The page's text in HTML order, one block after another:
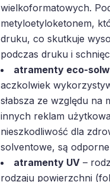
wielkoformatowych.
metyloetyloketonem,
druku, co skutkuje
podczas druku i
atramenty eco-
aczkolwiek
słabsza ze względu
innych reklam
nieszkodliwość dla
solventowe, są
atramenty UV–
rodzaju powierzchni